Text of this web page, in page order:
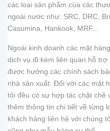
các loại sản phẩm của các
ngoài nước như: SRC, DRC,
Casumina, Hankook, MRF...
Ngoài kinh doanh các mặt
dịch vụ đi kèm liên quan hỗ
được hưởng các chính sách
nhà sản xuất. Đối với các mặt
tôi đều có sự hợp tác chặt
thêm thông tin chi tiết về từng
khách hàng liên hệ với chúng